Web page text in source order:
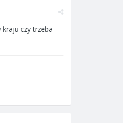
kraju czy trzeba